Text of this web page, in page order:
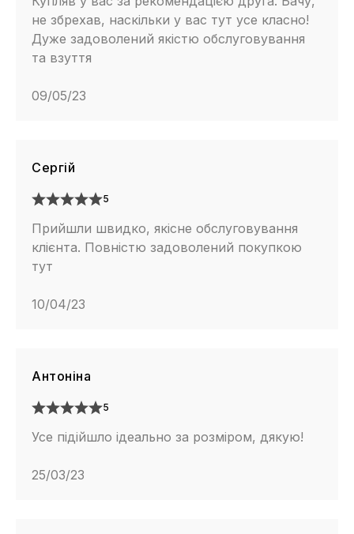
не збрехав, наскільки у вас тут усе класно!
Дуже задоволений якістю обслуговування
та взуття
09/05/23
Сергій
5
Прийшли швидко, якісне обслуговування
клієнта. Повністю задоволений покупкою
тут
10/04/23
Антоніна
5
Усе підійшло ідеально за розміром, дякую!
25/03/23